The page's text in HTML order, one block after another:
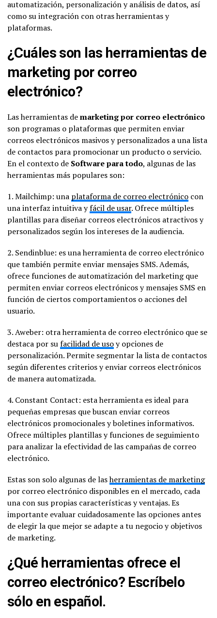
automatización, personalización y análisis de datos, así
como su integración con otras herramientas y
plataformas.
¿Cuáles son las herramientas de
marketing por correo
electrónico?
Las herramientas demarketing por correo electrónico
son programas o plataformas que permiten enviar
correos electrónicos masivos y personalizados a una lista
de contactos para promocionar un producto o servicio.
En el contexto de Software para todo, algunas de las
herramientas más populares son:
1. Mailchimp: una plataforma de correo electrónico con
una interfaz intuitiva yfácil de usar. Ofrece múltiples
plantillas para diseñar correos electrónicos atractivos y
personalizados según los intereses de la audiencia.
2. Sendinblue: es una herramienta de correo electrónico
que también permite enviar mensajes SMS. Además,
ofrece funciones de automatización del marketing que
permiten enviar correos electrónicos y mensajes SMS en
función de ciertos comportamientos o acciones del
usuario.
3. Aweber: otra herramienta de correo electrónico que se
destaca por sufacilidad de usoy opciones de
personalización. Permite segmentar la lista de contactos
según diferentes criterios y enviar correos electrónicos
de manera automatizada.
4. Constant Contact: esta herramienta es ideal para
pequeñas empresas que buscan enviar correos
electrónicos promocionales y boletines informativos.
Ofrece múltiples plantillas y funciones de seguimiento
para analizar la efectividad de las campañas de correo
electrónico.
Estas son solo algunas de lasherramientas de marketing
por correo electrónico disponibles en el mercado, cada
una con sus propias características y ventajas. Es
importante evaluar cuidadosamente las opciones antes
de elegir la que mejor se adapte a tu negocio y objetivos
de marketing.
¿Qué herramientas ofrece el
correo electrónico? Escríbelo
sólo en español.